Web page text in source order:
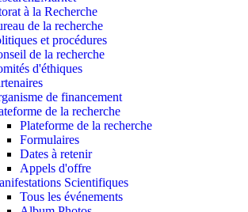
à la Recherche
de la recherche
et procédures
de la recherche
d'éthiques
de financement
de la recherche
Plateforme de la recherche
Formulaires
Dates à retenir
Appels d'offre
Scientifiques
Tous les événements